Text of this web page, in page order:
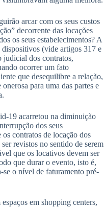
arcar com os seus custos
decorrente das locações
os seus estabelecimentos? A
(vide artigos 317 e
judicial dos contratos,
ocorrer um fato
que desequilibre a relação,
para uma das partes e
19 acarretou na diminuição
dos seus
contratos de locação dos
revistos no sentido de serem
que os locativos devem ser
que durar o evento, isto é,
o nível de faturamento pré-
em shopping centers,